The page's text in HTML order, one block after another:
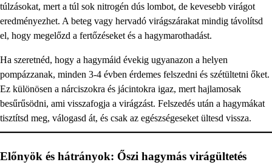
túlzásokat, mert a túl sok nitrogén dús lombot, de kevesebb virágot
eredményezhet. A beteg vagy hervadó virágszárakat mindig távolítsd
el, hogy megelőzd a fertőzéseket és a hagymarothadást.
Ha szeretnéd, hogy a hagymáid évekig ugyanazon a helyen
pompázzanak, minden 3-4 évben érdemes felszedni és szétültetni őket.
Ez különösen a nárciszokra és jácintokra igaz, mert hajlamosak
besűrűsödni, ami visszafogja a virágzást. Felszedés után a hagymákat
tisztítsd meg, válogasd át, és csak az egészségeseket ültesd vissza.
Előnyök és hátrányok: Őszi hagymás virágültetés